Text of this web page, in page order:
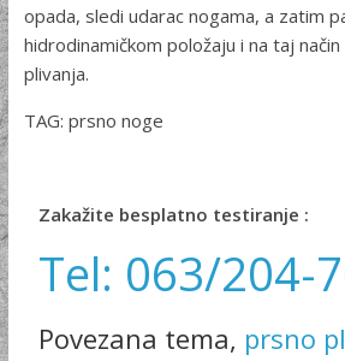
opada, sledi udarac nogama, a zatim
hidrodinamičkom položaju i na taj
plivanja.
TAG: prsno noge
Zakažite besplatno testiranje :
Tel: 063/204-
Povezana tema, prsno